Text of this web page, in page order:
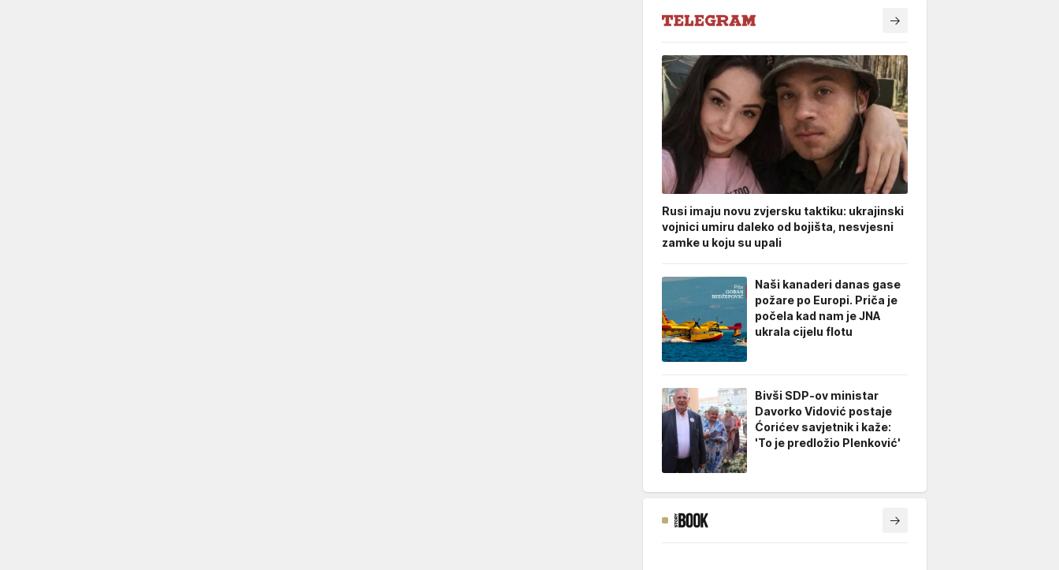
Rusi imaju novu zvjersku taktiku: ukrajinski
vojnici umiru daleko od bojišta, nesvjesni
zamke u koju su upali
Naši kanaderi danas gase
požare po Europi. Priča je
počela kad nam je JNA
ukrala cijelu flotu
Bivši SDP-ov ministar
Davorko Vidović postaje
Ćorićev savjetnik i kaže:
'To je predložio Plenković'